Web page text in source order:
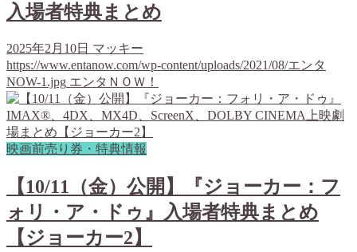
入場者特典まとめ
2025年2月10日 マッキー
https://www.entanow.com/wp-content/uploads/2021/08/エンタ
NOW-1.jpg エンタＮＯＷ！
映画前売り券・特典情報
【10/11（金）公開】『ジョーカー：フ
ォリ・ア・ドゥ』入場者特典まとめ
【ジョーカー2】